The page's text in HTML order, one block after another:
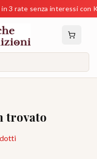
3 rate senza interessi con
trovato